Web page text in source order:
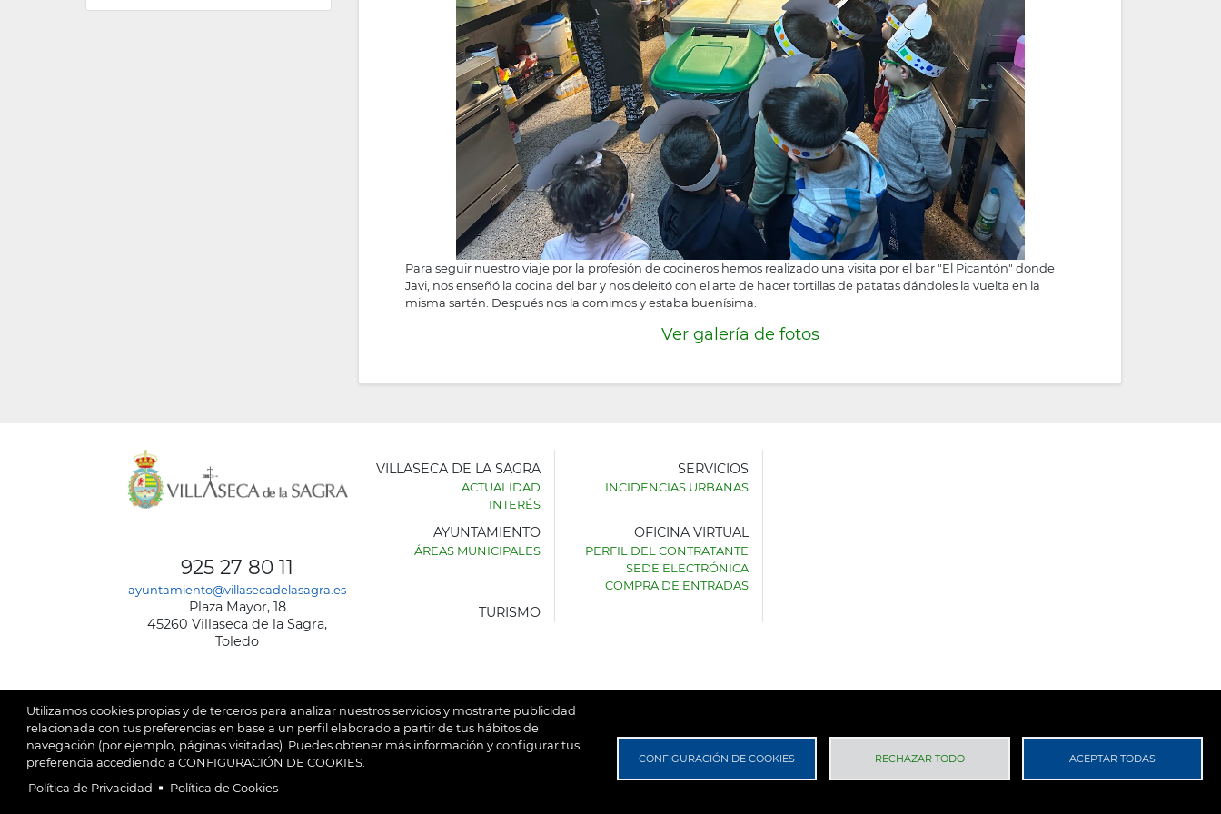
Para seguir nuestro viaje por la profesión de cocineros hemos realizado una visita por el bar "El Picantón" donde
Javi, nos enseñó la cocina del bar y nos deleitó con el arte de hacer tortillas de patatas dándoles la vuelta en la
misma sartén. Después nos la comimos y estaba buenísima.
Ver galería de fotos
Utilizamos cookies propias y de terceros para analizar nuestros servicios y mostrarte publicidad
relacionada con tus preferencias en base a un perfil elaborado a partir de tus hábitos de
navegación (por ejemplo, páginas visitadas). Puedes obtener más información y configurar tus
preferencia accediendo a CONFIGURACIÓN DE COOKIES.
Política de Privacidad
Política de Cookies
CONFIGURACIÓN DE COOKIES RECHAZAR TODO ACEPTAR TODAS
925 27 80 11
ayuntamiento@villasecadelasagra.es
Plaza Mayor, 18
45260 Villaseca de la Sagra,
Toledo
AYUNTAMIENTO
VILLASECA DE LA SAGRA
ACTUALIDAD
INTERÉS
SERVICIOS
INCIDENCIAS URBANAS
AYUNTAMIENTO
ÁREAS MUNICIPALES
OFICINA VIRTUAL
PERFIL DEL CONTRATANTE
SEDE ELECTRÓNICA
COMPRA DE ENTRADAS
TURISMO
SubFooter
© 2026 Ayuntamiento de Villaseca de la Sagra Aviso Legal Política de Privacidad RGPD